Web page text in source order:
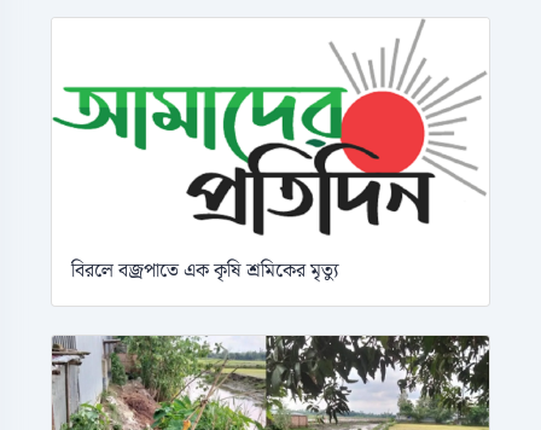
বিরলে বজ্রপাতে এক কৃষি শ্রমিকের মৃত্যু